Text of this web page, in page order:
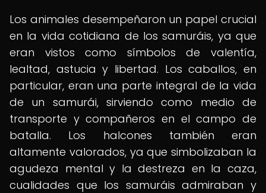
Los animales desempeñaron un papel crucial
en la vida cotidiana de los samuráis, ya que
eran vistos como símbolos de valentía,
lealtad, astucia y libertad. Los caballos, en
particular, eran una parte integral de la vida
de un samurái, sirviendo como medio de
transporte y compañeros en el campo de
batalla. Los halcones también eran
altamente valorados, ya que simbolizaban la
agudeza mental y la destreza en la caza,
cualidades que los samuráis admiraban y